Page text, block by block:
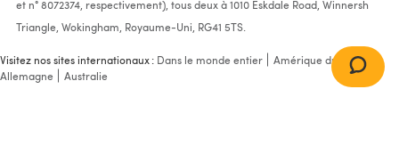
et n° 8072374, respectivement), tous deux à 1010 Eskdale Road, Winnersh
Triangle, Wokingham, Royaume-Uni, RG41 5TS.
Visitez nos sites internationaux : Dans le monde entier
Amérique du Nord
Allemagne
Australie